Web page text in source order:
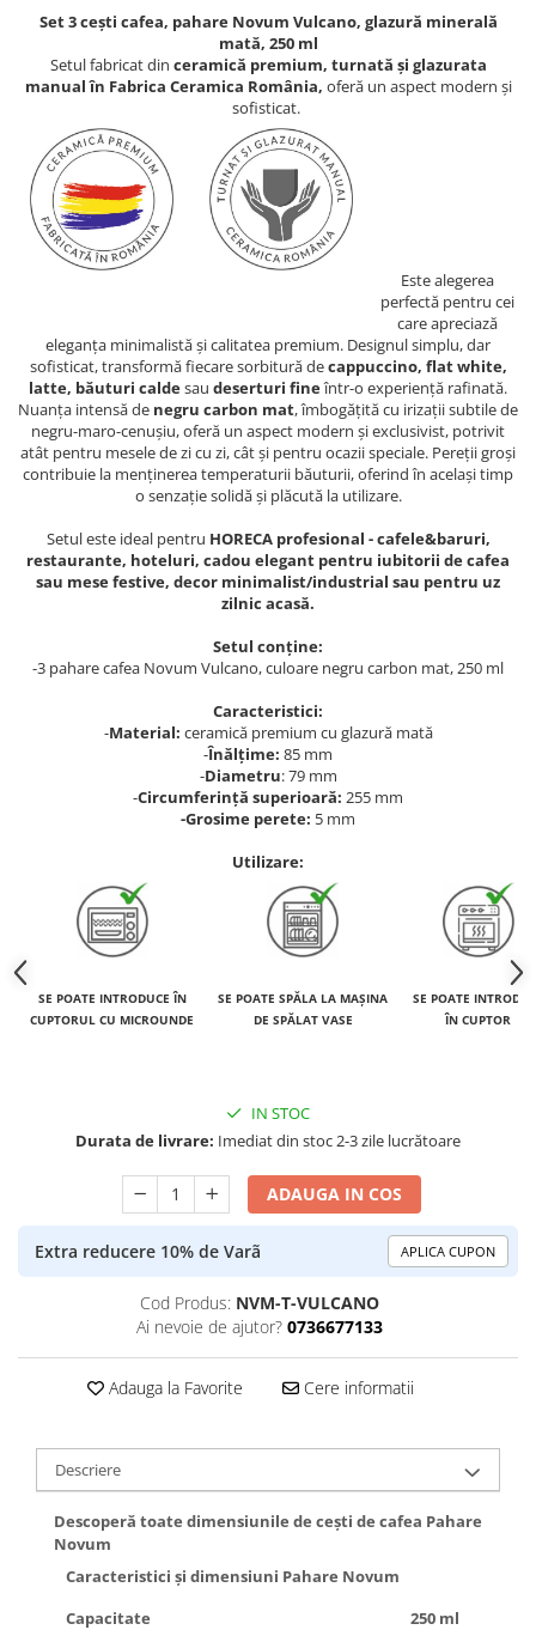
Set 3 cești cafea, pahare Novum Vulcano, glazură minerală
mată, 250 ml
Setul fabricat din ceramică premium, turnată și glazurata
manual în Fabrica Ceramica România, oferă un aspect modern și
sofisticat.
Este alegerea
perfectă pentru cei
care apreciază
eleganța minimalistă și calitatea premium. Designul simplu, dar
sofisticat, transformă fiecare sorbitură decappuccino, flat white,
latte, băuturi caldesau deserturi fineîntr-o experiență rafinată.
Nuanța intensă de negru carbon mat, îmbogățită cu irizații subtile de
negru-maro-cenușiu, oferă un aspect modern și exclusivist, potrivit
atât pentru mesele de zi cu zi, cât și pentru ocazii speciale. Pereții groși
contribuie la menținerea temperaturii băuturii, oferind în același timp
o senzație solidă și plăcută la utilizare.
Setul este ideal pentru HORECA profesional - cafele&baruri,
restaurante, hoteluri, cadou elegant pentru iubitorii de cafea
sau mese festive, decor minimalist/industrial sau pentru uz
zilnic acasă.
Setul conține:
-3 pahare cafea Novum Vulcano, culoare negru carbon mat, 250 ml
Caracteristici:
-Material: ceramică premium cu glazură mată
-Înălțime: 85 mm
-Diametru: 79 mm
-Circumferință superioară: 255 mm
-Grosime perete: 5 mm
Utilizare:
SE POATE INTRODUCE ÎN
CUPTORUL CU MICROUNDE
SE POATE SPĂLA LA MAȘINA
DE SPĂLAT VASE
SE POATE
ÎN CUPTOR
IN STOC
Durata de livrare: Imediat din stoc 2-3 zile lucrătoare
ADAUGA IN COS
Extra reducere 10% de Varã APLICA CUPON
Cod Produs: NVM-T-VULCANO
Ai nevoie de ajutor? 0736677133
Adauga la Favorite Cere informatii
Descriere
Descoperă toate dimensiunile de cești de cafea Pahare
Novum
Caracteristici și dimensiuni Pahare Novum
Capacitate
250 ml